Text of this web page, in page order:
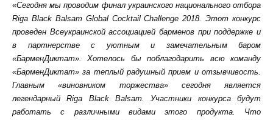
«Сегодня мы проводим финал украинского национального отбора
Riga Black Balsam Global Cocktail Challenge 2018. Этот конкурс
проведен Всеукраинской ассоциацией барменов при поддержке и
в партнерстве с уютным и замечательным баром
«БарменДиктат». Хотелось бы поблагодарить всю команду
«БарменДиктат» за теплый радушный прием и отзывчивость.
Главным «виновником торжества» сегодня является
легендарный Riga Black Balsam. Участники конкурса будут
работать с различными видами этого продукта. Что